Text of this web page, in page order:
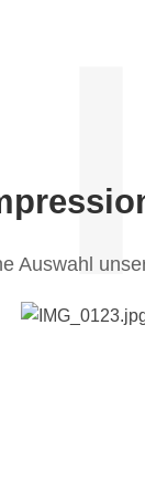
I
Auswahl